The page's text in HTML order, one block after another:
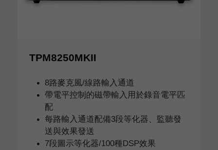
TPM8250MKII
8路麥克風/線路輸入通道
帶電平控制的磁帶輸入用於錄音電平匹
配
每路輸入通道配備3段等化器、監聽發
送與效果發送
7段圖示等化器/100種DSP效果